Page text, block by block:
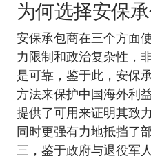
为何选择安保
安保承包商在三个方面
力限制和政治复杂性，
是可靠，鉴于此，安保
方法来保护中国海外利
提供了可用来证明其致
同时更强有力地抵挡了
三，鉴于政府与退役军